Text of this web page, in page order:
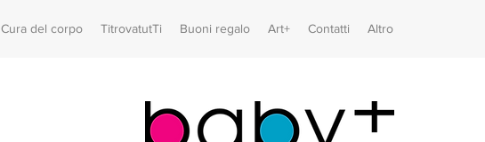
Cura del corpo TitrovatutTi Buoni regalo Art+ Contatti Altro